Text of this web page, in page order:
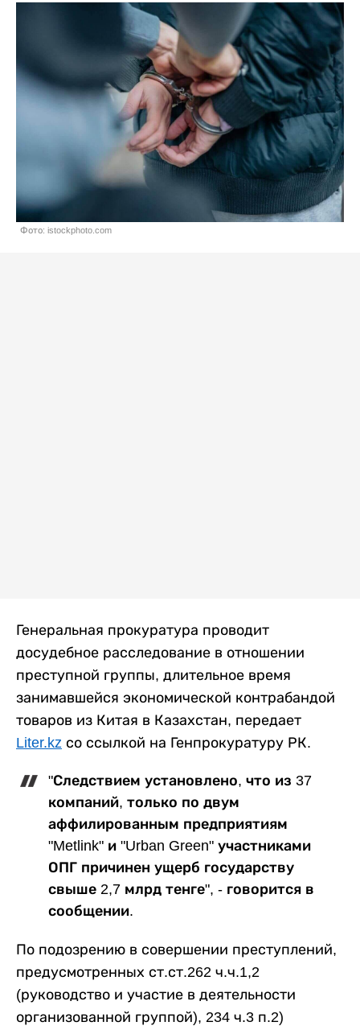
Фото: istockphoto.com
Генеральная прокуратура проводит
досудебное расследование в отношении
преступной группы, длительное время
занимавшейся экономической контрабандой
товаров из Китая в Казахстан, передает
Liter.kz со ссылкой на Генпрокуратуру РК.
"Следствием установлено, что из 37
компаний, только по двум
аффилированным предприятиям
"Metlink" и "Urban Green" участниками
ОПГ причинен ущерб государству
свыше 2,7 млрд тенге", - говорится в
сообщении.
По подозрению в совершении преступлений,
предусмотренных ст.ст.262 ч.ч.1,2
(руководство и участие в деятельности
организованной группой), 234 ч.3 п.2)